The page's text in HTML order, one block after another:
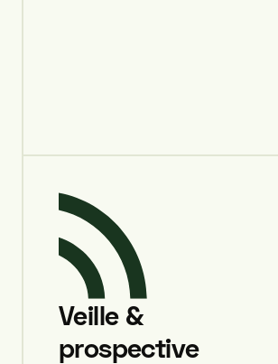
Veille &
prospective